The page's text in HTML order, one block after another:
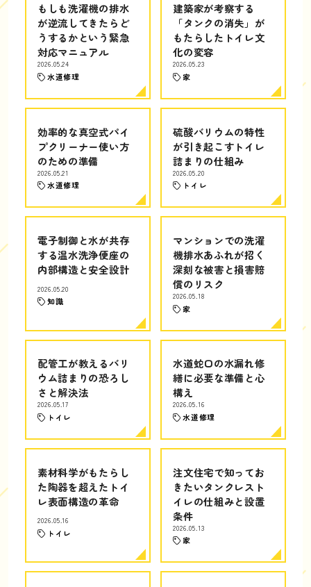
もしも洗濯機の排水
が逆流してきたらど
うするかという緊急
対応マニュアル
2026.05.24
水道修理
建築家が考察する
「タンクの消失」が
もたらしたトイレ文
化の変容
2026.05.23
家
効率的な真空式パイ
プクリーナー使い方
のための準備
2026.05.21
水道修理
硫酸バリウムの特性
が引き起こすトイレ
詰まりの仕組み
2026.05.20
トイレ
電子制御と水が共存
する温水洗浄便座の
内部構造と安全設計
2026.05.20
知識
マンションでの洗濯
機排水あふれが招く
深刻な被害と損害賠
償のリスク
2026.05.18
家
配管工が教えるバリ
ウム詰まりの恐ろし
さと解決法
2026.05.17
トイレ
水道蛇口の水漏れ修
繕に必要な準備と心
構え
2026.05.16
水道修理
素材科学がもたらし
た陶器を超えたトイ
レ表面構造の革命
2026.05.16
トイレ
注文住宅で知ってお
きたいタンクレスト
イレの仕組みと設置
条件
2026.05.13
家